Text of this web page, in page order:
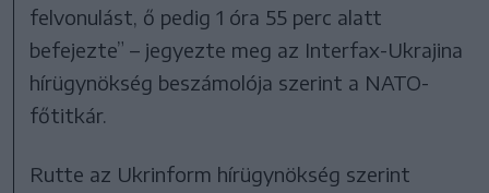
felvonulást, ő pedig 1 óra 55 perc alatt
befejezte” – jegyezte meg az Interfax-Ukrajina
hírügynökség beszámolója szerint a NATO-
főtitkár.
Rutte az Ukrinform hírügynökség szerint